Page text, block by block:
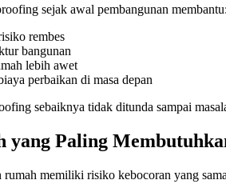
sejak awal pembangunan membantu:
rembes
bangunan
lebih awet
perbaikan di masa depan
sebaiknya tidak ditunda sampai
yang Paling
rumah memiliki risiko kebocoran yang